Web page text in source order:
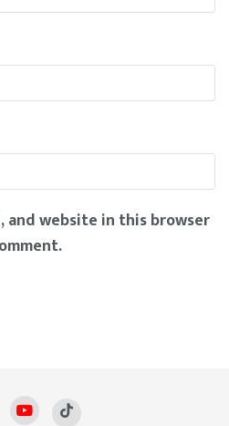
and website in this browser